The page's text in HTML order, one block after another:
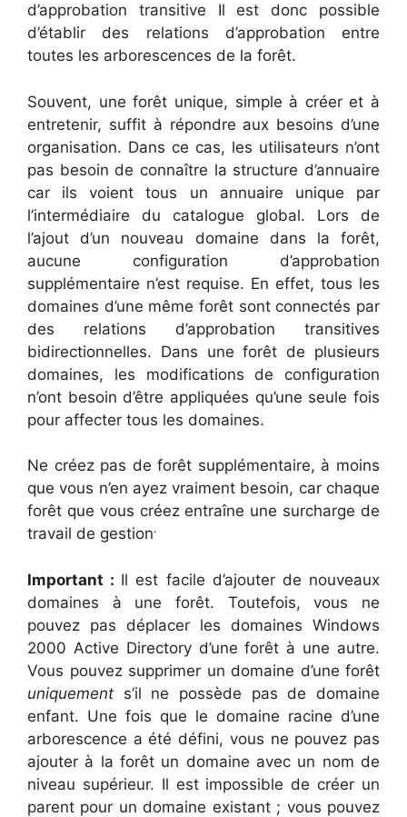
d’approbation transitive Il est donc possible
d’établir des relations d’approbation entre
toutes les arborescences de la forêt.
Souvent, une forêt unique, simple à créer et à
entretenir, suffit à répondre aux besoins d’une
organisation. Dans ce cas, les utilisateurs n’ont
pas besoin de connaître la structure d’annuaire
car ils voient tous un annuaire unique par
l’intermédiaire du catalogue global. Lors de
l’ajout d’un nouveau domaine dans la forêt,
aucune configuration d’approbation
supplémentaire n’est requise. En effet, tous les
domaines d’une même forêt sont connectés par
des relations d’approbation transitives
bidirectionnelles. Dans une forêt de plusieurs
domaines, les modifications de configuration
n’ont besoin d’être appliquées qu’une seule fois
pour affecter tous les domaines.
Ne créez pas de forêt supplémentaire, à moins
que vous n’en ayez vraiment besoin, car chaque
forêt que vous créez entraîne une surcharge de
travail de gestion.
Important : Il est facile d’ajouter de nouveaux
domaines à une forêt. Toutefois, vous ne
pouvez pas déplacer les domaines Windows
2000 Active Directory d’une forêt à une autre.
Vous pouvez supprimer un domaine d’une forêt
uniquement s’il ne possède pas de domaine
enfant. Une fois que le domaine racine d’une
arborescence a été défini, vous ne pouvez pas
ajouter à la forêt un domaine avec un nom de
niveau supérieur. Il est impossible de créer un
parent pour un domaine existant ; vous pouvez